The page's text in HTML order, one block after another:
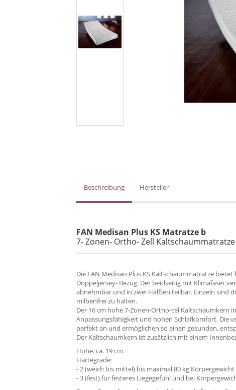
Beschreibung Hersteller
FAN Medisan Plus KS Matratze b
7- Zonen- Ortho- Zell Kaltschaummatratze
Die FAN Medisan Plus KS Kaltschaummatratze
Doppeljersey- Bezug. Der beidseitig mit Klimafaser
abnehmbar und in zwei Hälften teilbar. Einzeln sind
milbenfrei zu halten.
Der 16 cm hohe 7-Zonen-Ortho-cel
Anpassungsfähigkeit und hohen Schlafkomfort. Die
perfekt an und ermöglichen so einen gesunden,
Der Kaltschaumkern ist zusätzlich mit einem
Höhe: ca. 19 cm
Härtegrade:
- 2 (weich bis mittel) bis maximal 80 kg Körpergewicht
- 3 (fest) für festeres Liegegefühl und bei